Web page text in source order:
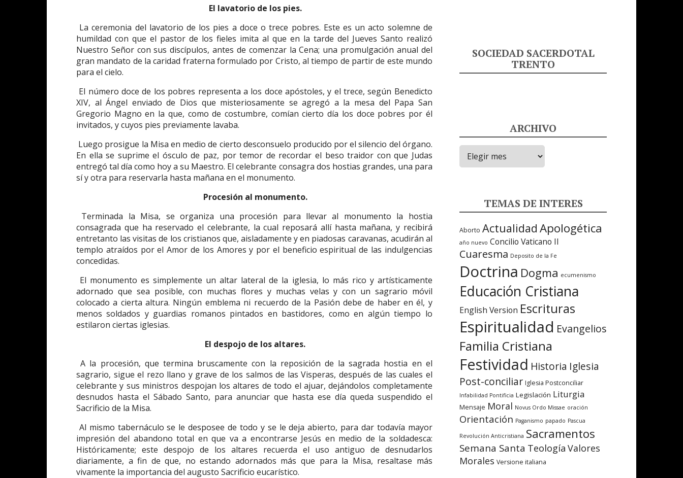
El lavatorio de los pies.
La ceremonia del lavatorio de los pies a doce o trece pobres. Este es un acto solemne de
humildad con que el pastor de los fieles imita al que en la tarde del Jueves Santo realizó
Nuestro Señor con sus discípulos, antes de comenzar la Cena; una promulgación anual del
gran mandato de la caridad fraterna formulado por Cristo, al tiempo de partir de este mundo
para el cielo.
El número doce de los pobres representa a los doce apóstoles, y el trece, según Benedicto
XIV, al Ángel enviado de Dios que misteriosamente se agregó a la mesa del Papa San
Gregorio Magno en la que, como de costumbre, comían cierto día los doce pobres por él
invitados, y cuyos pies previamente lavaba.
Luego prosigue la Misa en medio de cierto desconsuelo producido por el silencio del órgano.
En ella se suprime el ósculo de paz, por temor de recordar el beso traidor con que Judas
entregó tal día como hoy a su Maestro. El celebrante consagra dos hostias grandes, una para
sí y otra para reservarla hasta mañana en el monumento.
Procesión al monumento.
Terminada la Misa, se organiza una procesión para llevar al monumento la hostia
consagrada que ha reservado el celebrante, la cual reposará allí hasta mañana, y recibirá
entretanto las visitas de los cristianos que, aisladamente y en piadosas caravanas, acudirán al
templo atraídos por el Amor de los Amores y por el beneficio espiritual de las indulgencias
concedidas.
El monumento es simplemente un altar lateral de la iglesia, lo más rico y artísticamente
adornado que sea posible, con muchas flores y muchas velas y con un sagrario móvil
colocado a cierta altura. Ningún emblema ni recuerdo de la Pasión debe de haber en él, y
menos soldados y guardias romanos pintados en bastidores, como en algún tiempo lo
estilaron ciertas iglesias.
El despojo de los altares.
A la procesión, que termina bruscamente con la reposición de la sagrada hostia en el
sagrario, sigue el rezo llano y grave de los salmos de las Visperas, después de las cuales el
celebrante y sus ministros despojan los altares de todo el ajuar, dejándolos completamente
desnudos hasta el Sábado Santo, para anunciar que hasta ese día queda suspendido el
Sacrificio de la Misa.
Al mismo tabernáculo se le desposee de todo y se le deja abierto, para dar todavía mayor
impresión del abandono total en que va a encontrarse Jesús en medio de la soldadesca:
Históricamente; este despojo de los altares recuerda el uso antiguo de desnudarlos
diariamente, a fin de que, no estando adornados más que para la Misa, resaltase más
vivamente la importancia del augusto Sacrificio eucarístico.
SOCIEDAD SACERDOTAL
TRENTO
ARCHIVO
ARCHIVO
TEMAS DE INTERES
Aborto Actualidad Apologética
año nuevo Concilio Vaticano II
Cuaresma Deposito de la Fe
Doctrina Dogma ecumenismo
Educación Cristiana
English Version Escrituras
Espiritualidad Evangelios
Familia Cristiana
Festividad Historia Iglesia
Post-conciliar Iglesia Postconciliar
Infabilidad Pontificia Legislación Liturgia
Mensaje Moral Novus Ordo Missae oración
Orientación Paganismo papado Pascua
Revolución Anticristiana Sacramentos
Semana Santa Teología Valores
Morales Versione italiana